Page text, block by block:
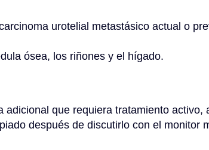
urotelial metastásico actual o
ósea, los riñones y el hígado.
adicional que requiera tratamiento activo,
después de discutirlo con el monitor